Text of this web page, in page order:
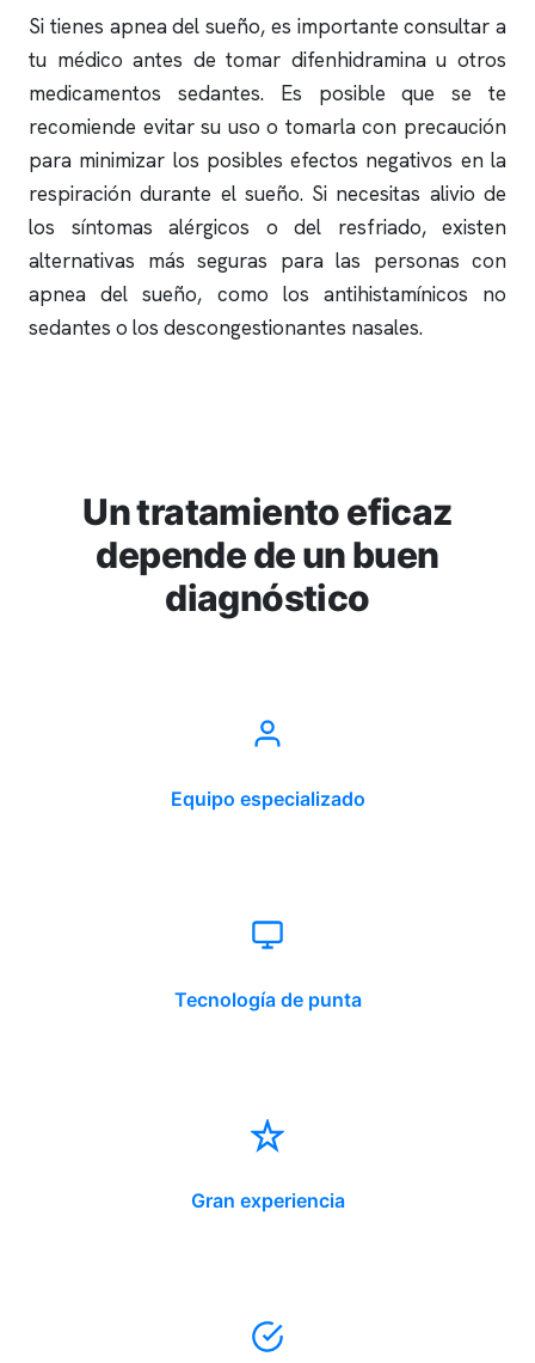
Si tienes apnea del sueño, es importante consultar a
tu médico antes de tomar difenhidramina u otros
medicamentos sedantes. Es posible que se te
recomiende evitar su uso o tomarla con precaución
para minimizar los posibles efectos negativos en la
respiración durante el sueño. Si necesitas alivio de
los síntomas alérgicos o del resfriado, existen
alternativas más seguras para las personas con
apnea del sueño, como los antihistamínicos no
sedantes o los descongestionantes nasales.
Un tratamiento eficaz
depende de un buen
diagnóstico
Equipo especializado
Tecnología de punta
Gran experiencia